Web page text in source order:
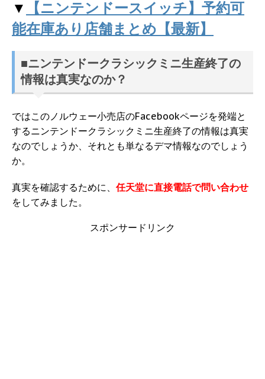
▼
【ニンテンドースイッチ】予約可
能在庫あり店舗まとめ【最新】
■ニンテンドークラシックミニ生産終了の
情報は真実なのか？
ではこのノルウェー小売店のFacebookページを発端と
するニンテンドークラシックミニ生産終了の情報は真実
なのでしょうか、それとも単なるデマ情報なのでしょう
か。
真実を確認するために、 任天堂に直接電話で問い合わせ
をしてみました。
スポンサードリンク